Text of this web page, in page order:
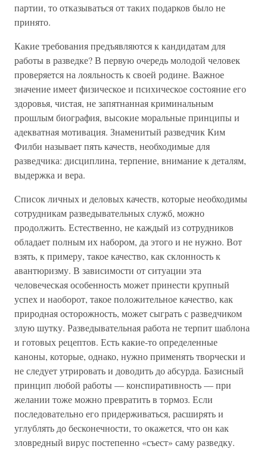
партии, то отказываться от таких подарков было не
принято.
Какие требования предъявляются к кандидатам для
работы в разведке? В первую очередь молодой человек
проверяется на лояльность к своей родине. Важное
значение имеет физическое и психическое состояние его
здоровья, чистая, не запятнанная криминальным
прошлым биография, высокие моральные принципы и
адекватная мотивация. Знаменитый разведчик Ким
Филби называет пять качеств, необходимые для
разведчика: дисциплина, терпение, внимание к деталям,
выдержка и вера.
Список личных и деловых качеств, которые необходимы
сотрудникам разведывательных служб, можно
продолжить. Естественно, не каждый из сотрудников
обладает полным их набором, да этого и не нужно. Вот
взять, к примеру, такое качество, как склонность к
авантюризму. В зависимости от ситуации эта
человеческая особенность может принести крупный
успех и наоборот, такое положительное качество, как
природная осторожность, может сыграть с разведчиком
злую шутку. Разведывательная работа не терпит шаблона
и готовых рецептов. Есть какие-то определенные
каноны, которые, однако, нужно применять творчески и
не следует утрировать и доводить до абсурда. Базисный
принцип любой работы — конспиративность — при
желании тоже можно превратить в тормоз. Если
последовательно его придерживаться, расширять и
углублять до бесконечности, то окажется, что он как
зловредный вирус постепенно «съест» саму разведку.